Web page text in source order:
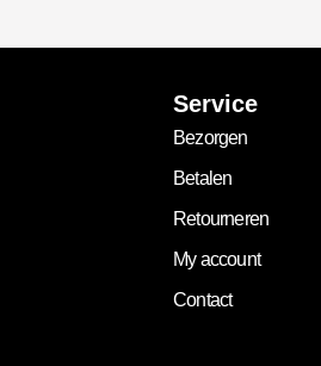
Service
Bezorgen
Betalen
Retourneren
My account
Contact